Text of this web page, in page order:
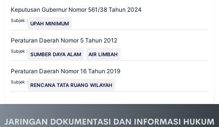
Keputusan Gubernur Nomor 561/38 Tahun 2024
Subjek : UPAH MINIMUM
Peraturan Daerah Nomor 5 Tahun 2012
Subjek : SUMBER DAYA ALAM AIR LIMBAH
Peraturan Daerah Nomor 16 Tahun 2019
Subjek : RENCANA TATA RUANG WILAYAH